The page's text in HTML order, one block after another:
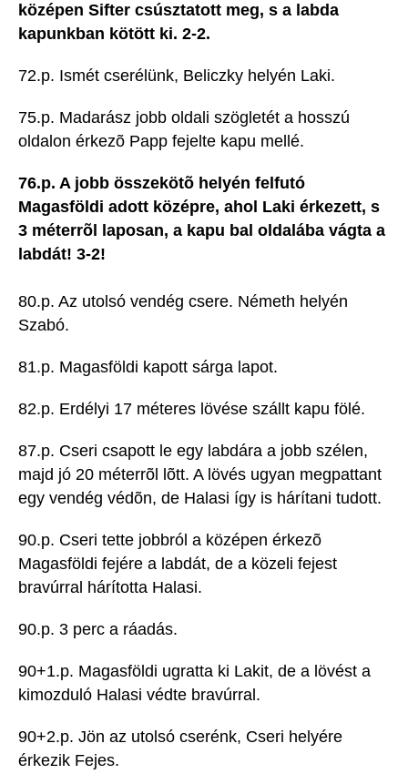
középen Sifter csúsztatott meg, s a labda
kapunkban kötött ki. 2-2.
72.p. Ismét cserélünk, Beliczky helyén Laki.
75.p. Madarász jobb oldali szögletét a hosszú
oldalon érkezõ Papp fejelte kapu mellé.
76.p. A jobb összekötõ helyén felfutó
Magasföldi adott középre, ahol Laki érkezett, s
3 méterrõl laposan, a kapu bal oldalába vágta a
labdát! 3-2!
80.p. Az utolsó vendég csere. Németh helyén
Szabó.
81.p. Magasföldi kapott sárga lapot.
82.p. Erdélyi 17 méteres lövése szállt kapu fölé.
87.p. Cseri csapott le egy labdára a jobb szélen,
majd jó 20 méterrõl lõtt. A lövés ugyan megpattant
egy vendég védõn, de Halasi így is hárítani tudott.
90.p. Cseri tette jobbról a középen érkezõ
Magasföldi fejére a labdát, de a közeli fejest
bravúrral hárította Halasi.
90.p. 3 perc a ráadás.
90+1.p. Magasföldi ugratta ki Lakit, de a lövést a
kimozduló Halasi védte bravúrral.
90+2.p. Jön az utolsó cserénk, Cseri helyére
érkezik Fejes.